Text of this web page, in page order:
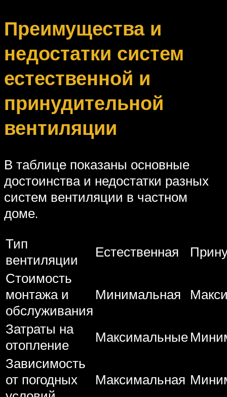
Преимущества и
недостатки систем
естественной и
принудительной
вентиляции
В таблице показаны основные
достоинства и недостатки разных
систем вентиляции в частном
доме.
Тип
вентиляции
Естественная
Стоимость
монтажа и
обслуживания
Минимальная
Затраты на
отопление
Максимальные
Зависимость
от погодных
Максимальная